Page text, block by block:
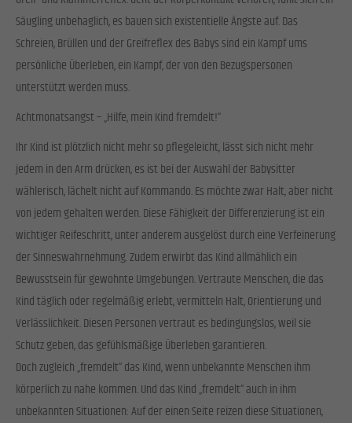
Säugling unbehaglich, es bauen sich existentielle Ängste auf. Das
Schreien, Brüllen und der Greifreflex des Babys sind ein Kampf ums
persönliche Überleben, ein Kampf, der von den Bezugspersonen
unterstützt werden muss.
Achtmonatsangst – „Hilfe, mein Kind fremdelt!“
Ihr Kind ist plötzlich nicht mehr so pflegeleicht, lässt sich nicht mehr
jedem in den Arm drücken, es ist bei der Auswahl der Babysitter
wählerisch, lächelt nicht auf Kommando. Es möchte zwar Halt, aber nicht
von jedem gehalten werden. Diese Fähigkeit der Differenzierung ist ein
wichtiger Reifeschritt, unter anderem ausgelöst durch eine Verfeinerung
der Sinneswahrnehmung. Zudem erwirbt das Kind allmählich ein
Bewusstsein für gewohnte Umgebungen. Vertraute Menschen, die das
Kind täglich oder regelmäßig erlebt, vermitteln Halt, Orientierung und
Verlässlichkeit. Diesen Personen vertraut es bedingungslos, weil sie
Schutz geben, das gefühlsmäßige Überleben garantieren.
Doch zugleich „fremdelt“ das Kind, wenn unbekannte Menschen ihm
körperlich zu nahe kommen. Und das Kind „fremdelt“ auch in ihm
unbekannten Situationen: Auf der einen Seite reizen diese Situationen,
lassen und so nur bestimmte Cookies auswählen.
Speichern
Essenziell (1)
Essenzielle Cookies ermöglichen grundlegende Funktionen und sind für die einwandfreie Funktion
Cookie-Informationen anzeigen
Statistiken (1)
Statistik Cookies erfassen Informationen anonym. Diese Informationen helfen uns zu verstehen, wie
unsere Besucher unsere Website nutzen.
Cookie-Informationen anzeigen
Externe Medien (2)
Inhalte von Videoplattformen und Social-Media-Plattformen werden standardmäßig blockiert. Wenn
Cookies von externen Medien akzeptiert werden, bedarf der Zugriff auf diese Inhalte keiner
manuellen Einwilligung mehr.
Cookie-Informationen anzeigen
Datenschutzerklärung Impressum